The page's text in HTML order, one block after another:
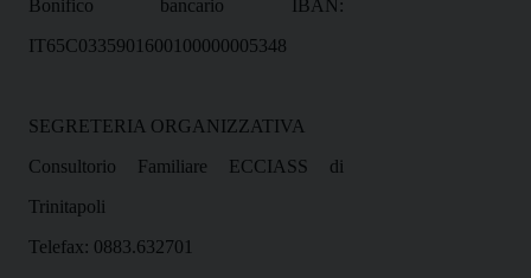
Bonifico bancario IBAN:
IT65C0335901600100000005348
SEGRETERIA ORGANIZZATIVA
Consultorio Familiare ECCIASS di
Trinitapoli
Telefax: 0883.632701